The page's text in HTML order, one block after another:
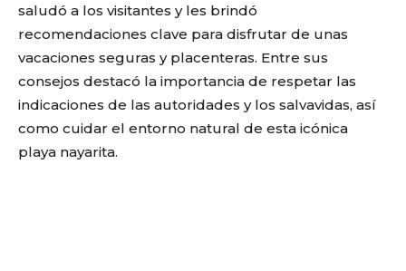
saludó a los visitantes y les brindó
recomendaciones clave para disfrutar de unas
vacaciones seguras y placenteras. Entre sus
consejos destacó la importancia de respetar las
indicaciones de las autoridades y los salvavidas, así
como cuidar el entorno natural de esta icónica
playa nayarita.